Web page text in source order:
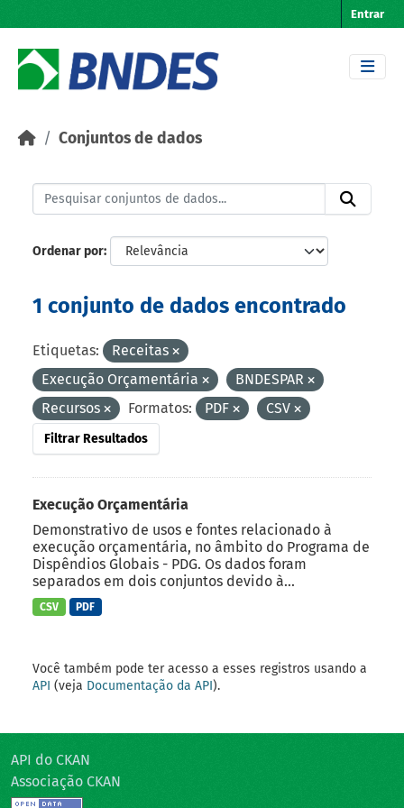
Entrar
Conjuntos de dados
Ordenar por
1 conjunto de dados encontrado
Etiquetas:
Receitas
Execução Orçamentária
BNDESPAR
Recursos
Formatos: PDF CSV
Filtrar Resultados
Execução Orçamentária
Demonstrativo de usos e fontes relacionado à
execução orçamentária, no âmbito do Programa de
Dispêndios Globais - PDG. Os dados foram
separados em dois conjuntos devido à...
CSV PDF
Você também pode ter acesso a esses registros usando a
API (veja Documentação da API).
API do CKAN
Associação CKAN